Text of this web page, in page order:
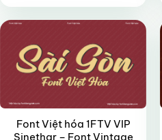
hạng4.45
5 sao
Font Việt hóa 1FTV VIP
Sinethar – Font Vintage